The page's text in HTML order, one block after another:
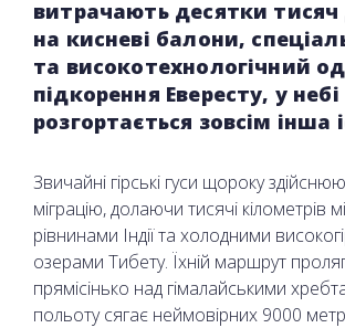
витрачають десятки тисяч
на кисневі балони,
та високотехнологічний
підкорення Евересту, у
розгортається зовсім інша
Звичайні гірські гуси щороку
міграцію, долаючи тисячі кілометрів
рівнинами Індії та холодними
озерами Тибету. Їхній маршрут
прямісінько над гімалайськими
польоту сягає неймовірних 9000